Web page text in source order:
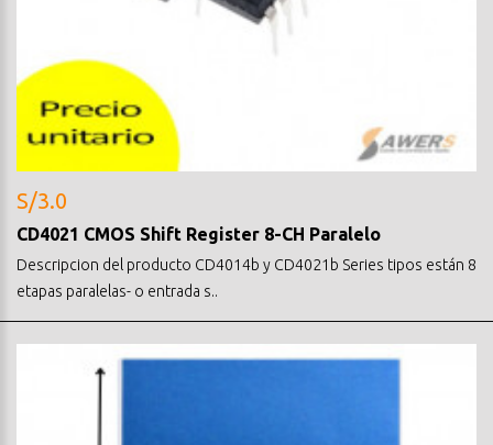
S/3.0
CD4021 CMOS Shift Register 8-CH Paralelo
Descripcion del producto CD4014b y CD4021b Series tipos están 8
etapas paralelas- o entrada s..